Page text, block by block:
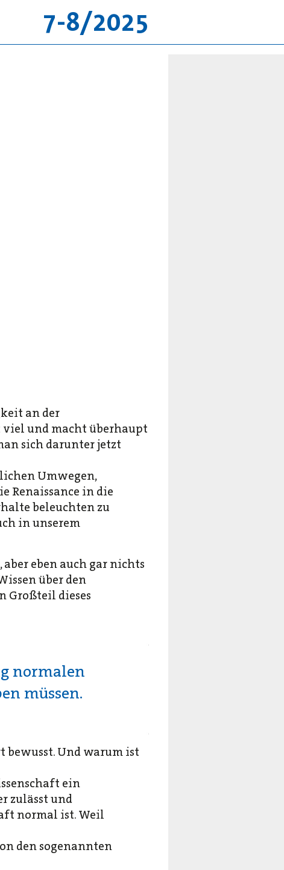
7-8/2025
an der
und macht überhaupt
sich darunter jetzt
Umwegen,
Renaissance in die
beleuchten zu
in unserem
eben auch gar nichts
über den
Großteil dieses
normalen
müssen.
bewusst. Und warum ist
ein
zulässt und
normal ist. Weil
den sogenannten